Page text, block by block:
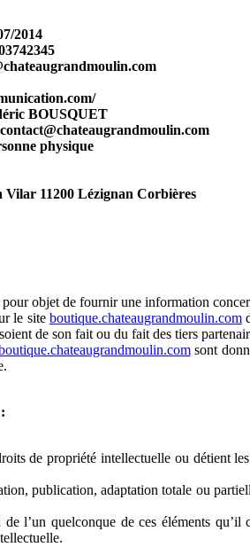
2014
BOUSQUET
contact@chateaugrandmoulin.com
physique
Vilar 11200 Lézignan Corbières
pour objet de fournir une information
le site boutique.chateaugrandmoulin.com
de son fait ou du fait des tiers
sont
de propriété intellectuelle ou détient
publication, adaptation totale ou
l’un quelconque de ces éléments